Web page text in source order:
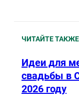
ЧИТАЙТЕ ТАКЖЕ
Идеи для
свадьбы в
2026 году